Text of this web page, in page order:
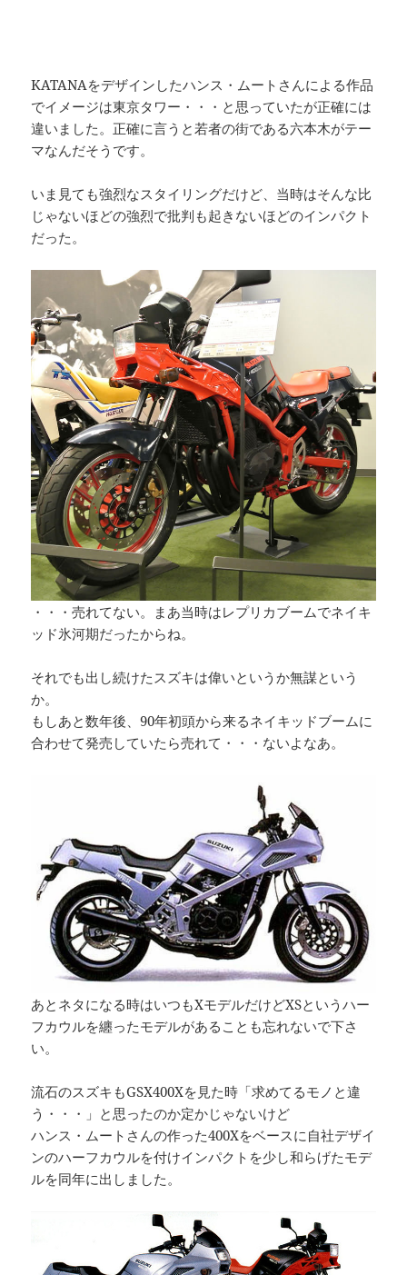
KATANAをデザインしたハンス・ムートさんによる作品
でイメージは東京タワー・・・と思っていたが正確には
違いました。正確に言うと若者の街である六本木がテー
マなんだそうです。
いま見ても強烈なスタイリングだけど、当時はそんな比
じゃないほどの強烈で批判も起きないほどのインパクト
だった。
・・・売れてない。まあ当時はレプリカブームでネイキ
ッド氷河期だったからね。
それでも出し続けたスズキは偉いというか無謀という
か。
もしあと数年後、90年初頭から来るネイキッドブームに
合わせて発売していたら売れて・・・ないよなあ。
あとネタになる時はいつもXモデルだけどXSというハー
フカウルを纏ったモデルがあることも忘れないで下さ
い。
流石のスズキもGSX400Xを見た時「求めてるモノと違
う・・・」と思ったのか定かじゃないけど
ハンス・ムートさんの作った400Xをベースに自社デザイ
ンのハーフカウルを付けインパクトを少し和らげたモデ
ルを同年に出しました。